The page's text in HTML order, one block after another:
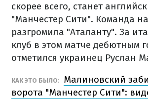
скорее всего, станет
"Манчестер Сити". Команда
разгромила "Аталанту". За
клуб в этом матче дебютным
отметился украинец Руслан
КАК ЭТО БЫЛО:
Малиновский
ворота "Манчестер Сити":